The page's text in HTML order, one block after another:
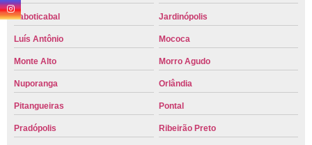
Jaboticabal Jardinópolis
Luís Antônio Mococa
Monte Alto Morro Agudo
Nuporanga Orlândia
Pitangueiras Pontal
Pradópolis Ribeirão Preto